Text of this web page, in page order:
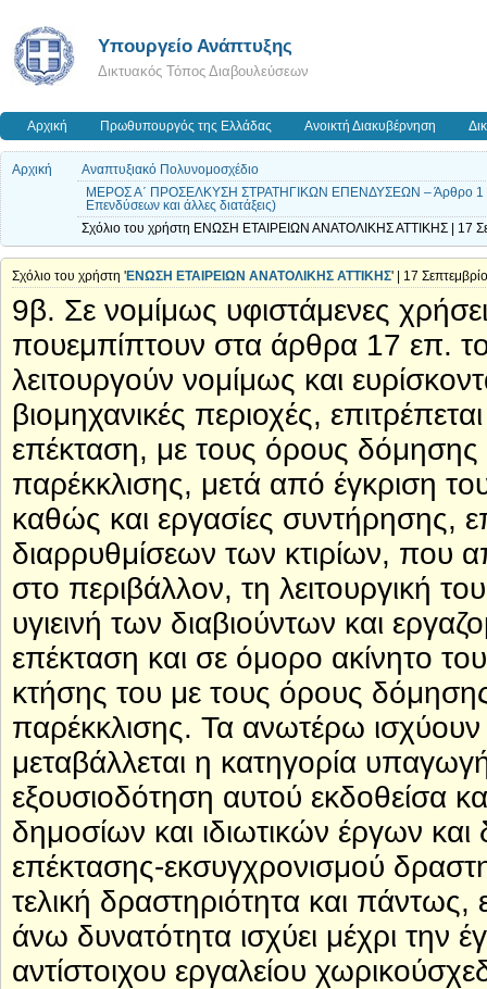
Υπουργείο Ανάπτυξης
Δικτυακός Τόπος Διαβουλεύσεων
Αρχική Πρωθυπουργός της Ελλάδας Ανοικτή Διακυβέρνηση
Αρχική
Αναπτυξιακό Πολυνομοσχέδιο
ΜΕΡΟΣ Α΄ ΠΡΟΣΕΛΚΥΣΗ ΣΤΡΑΤΗΓΙΚΩΝ ΕΠΕΝΔΥΣΕΩΝ – Άρθρο 1
Επενδύσεων και άλλες διατάξεις)
Σχόλιο του χρήστη ΕΝΩΣΗ ΕΤΑΙΡΕΙΩΝ ΑΝΑΤΟΛΙΚΗΣ ΑΤΤΙΚΗΣ | 17
Σχόλιο του χρήστη 'ΕΝΩΣΗ ΕΤΑΙΡΕΙΩΝ ΑΝΑΤΟΛΙΚΗΣ ΑΤΤΙΚΗΣ' | 17
9β. Σε νομίμως υφιστάμενες
πουεμπίπτουν στα άρθρα 17 επ.
λειτουργούν νομίμως και
βιομηχανικές περιοχές,
επέκταση, με τους όρους δόμησης
παρέκκλισης, μετά από έγκριση
καθώς και εργασίες συντήρησης,
διαρρυθμίσεων των κτιρίων, που
στο περιβάλλον, τη λειτουργική
υγιεινή των διαβιούντων και
επέκταση και σε όμορο ακίνητο
κτήσης του με τους όρους
παρέκκλισης. Τα ανωτέρω
μεταβάλλεται η κατηγορία
εξουσιοδότηση αυτού εκδοθείσα
δημοσίων και ιδιωτικών έργων
επέκτασης-εκσυγχρονισμού
τελική δραστηριότητα και
άνω δυνατότητα ισχύει μέχρι την
αντίστοιχου εργαλείου